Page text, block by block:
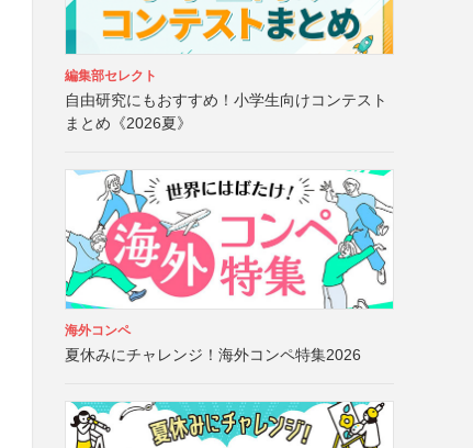
編集部セレクト
自由研究にもおすすめ！小学生向けコンテスト
まとめ《2026夏》
海外コンペ
夏休みにチャレンジ！海外コンペ特集2026